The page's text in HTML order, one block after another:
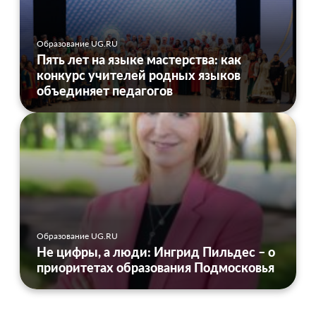
Образование UG.RU
Пять лет на языке мастерства: как
конкурс учителей родных языков
объединяет педагогов
Образование UG.RU
Не цифры, а люди: Ингрид Пильдес – о
приоритетах образования Подмосковья